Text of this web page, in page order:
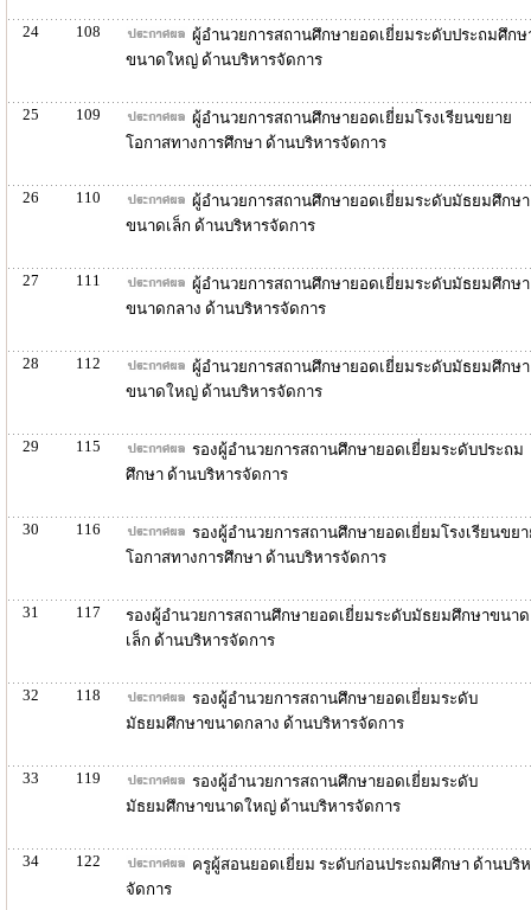
24 108
ผู้อำนวยการสถานศึกษายอดเยี่ยมระดับประถมศึกษ
ขนาดใหญ่ ด้านบริหารจัดการ
25 109
ผู้อำนวยการสถานศึกษายอดเยี่ยมโรงเรียนขยาย
โอกาสทางการศึกษา ด้านบริหารจัดการ
26 110
ผู้อำนวยการสถานศึกษายอดเยี่ยมระดับมัธยมศึกษา
ขนาดเล็ก ด้านบริหารจัดการ
27 111
ผู้อำนวยการสถานศึกษายอดเยี่ยมระดับมัธยมศึกษา
ขนาดกลาง ด้านบริหารจัดการ
28 112
ผู้อำนวยการสถานศึกษายอดเยี่ยมระดับมัธยมศึกษา
ขนาดใหญ่ ด้านบริหารจัดการ
29 115
รองผู้อำนวยการสถานศึกษายอดเยี่ยมระดับประถม
ศึกษา ด้านบริหารจัดการ
30 116
รองผู้อำนวยการสถานศึกษายอดเยี่ยมโรงเรียนขย
โอกาสทางการศึกษา ด้านบริหารจัดการ
31 117
รองผู้อำนวยการสถานศึกษายอดเยี่ยมระดับมัธยมศึกษาขนาด
เล็ก ด้านบริหารจัดการ
32 118
รองผู้อำนวยการสถานศึกษายอดเยี่ยมระดับ
มัธยมศึกษาขนาดกลาง ด้านบริหารจัดการ
33 119
รองผู้อำนวยการสถานศึกษายอดเยี่ยมระดับ
มัธยมศึกษาขนาดใหญ่ ด้านบริหารจัดการ
34 122
ครูผู้สอนยอดเยี่ยม ระดับก่อนประถมศึกษา ด้านบริ
จัดการ